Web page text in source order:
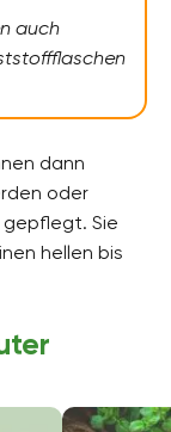
auch
dann
oder
Sie
hellen bis